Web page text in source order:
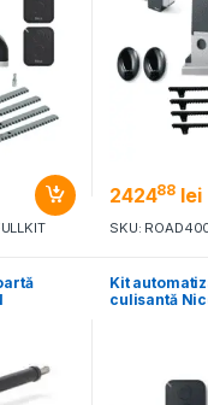
242488 lei
SKU:
Kit
culisantă